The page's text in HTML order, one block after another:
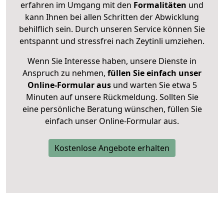
erfahren im Umgang mit den Formalitäten und
kann Ihnen bei allen Schritten der Abwicklung
behilflich sein. Durch unseren Service können Sie
entspannt und stressfrei nach Zeytinli umziehen.
Wenn Sie Interesse haben, unsere Dienste in
Anspruch zu nehmen, füllen Sie einfach unser
Online-Formular ausund warten Sie etwa 5
Minuten auf unsere Rückmeldung. Sollten Sie
eine persönliche Beratung wünschen, füllen Sie
einfach unser Online-Formular aus.
Kostenlose Angebote erhalten